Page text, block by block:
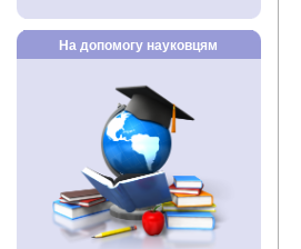
На допомогу науковцям